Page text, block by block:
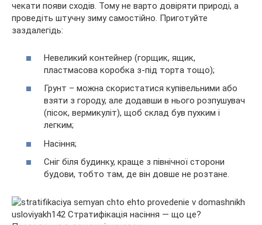
чекати появи сходів. Тому не варто довіряти природі, а
проведіть штучну зиму самостійно. Приготуйте
заздалегідь:
Невеликий контейнер (горщик, ящик,
пластмасова коробка з-під торта тощо);
Грунт – можна скористатися купівельними або
взяти з городу, але додавши в нього розпушувач
(пісок, вермикуліт), щоб склад був пухким і
легким;
Насіння;
Сніг біля будинку, краще з північної сторони
будови, тобто там, де він довше не розтане.